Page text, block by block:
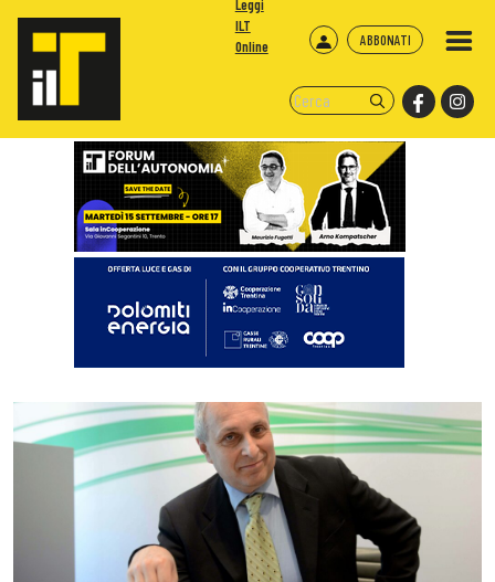
ABBONATI
Leggi
ILT
Online